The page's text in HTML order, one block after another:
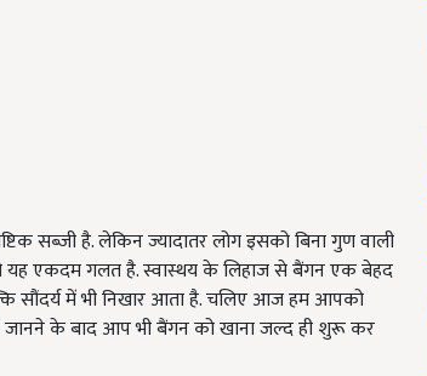
सब्जी है. लेकिन ज्यादातर लोग इसको बिना गुण वाली
यह एकदम गलत है. स्वास्थय के लिहाज से बैंगन एक बेहद
सौंदर्य में भी निखार आता है. चलिए आज हम आपको
के बाद आप भी बैंगन को खाना जल्द ही शुरू कर